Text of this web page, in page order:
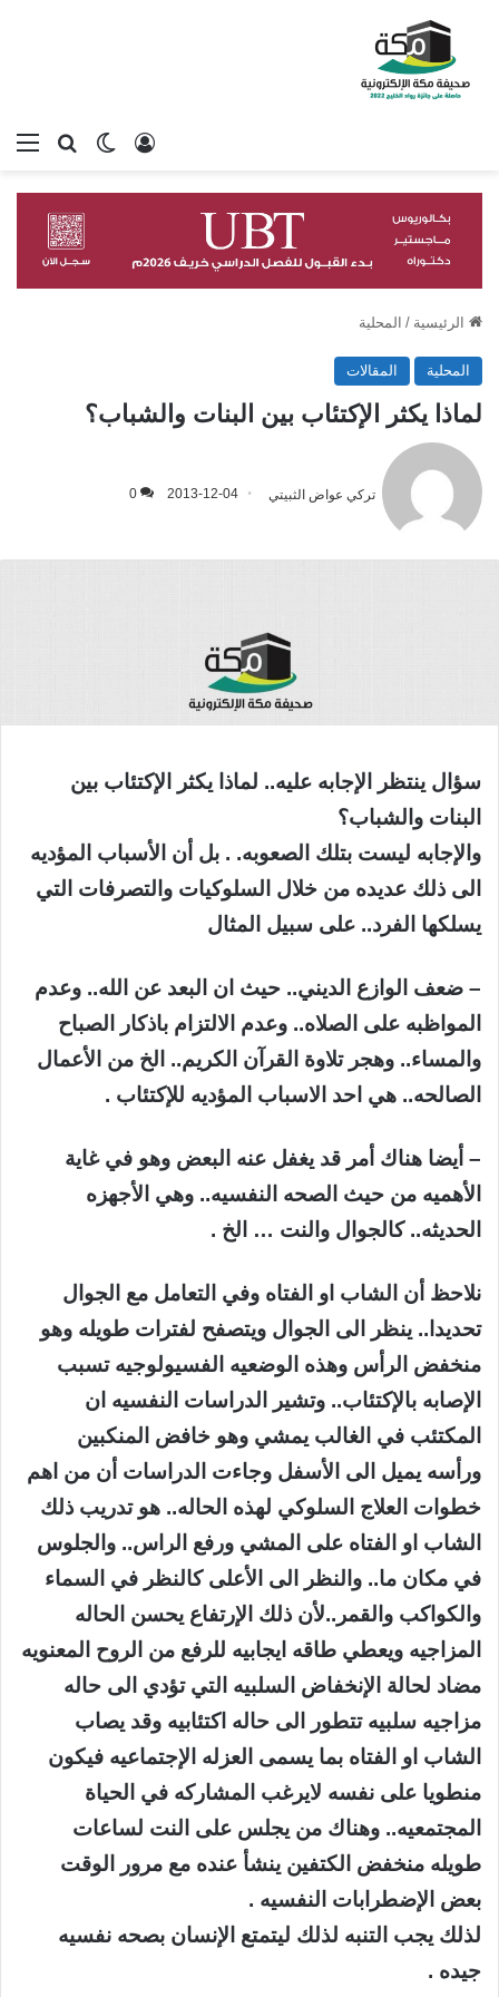
بحثالوضع
تسجيل الدخول
الرئيسية / المحلية
المحلية المقالات
لماذا يكثر الإكتئاب بين البنات والشباب؟
تركي عواض الثبيتي 2013-12-04
0
سؤال ينتظر الإجابه عليه.. لماذا يكثر الإكتئاب بين
البنات والشباب؟
والإجابه ليست بتلك الصعوبه. . بل أن الأسباب المؤديه
الى ذلك عديده من خلال السلوكيات والتصرفات التي
يسلكها الفرد.. على سبيل المثال
– ضعف الوازع الديني.. حيث ان البعد عن الله.. وعدم
المواظبه على الصلاه.. وعدم الالتزام باذكار الصباح
والمساء.. وهجر تلاوة القرآن الكريم.. الخ من الأعمال
الصالحه.. هي احد الاسباب المؤديه للإكتئاب .
– أيضا هناك أمر قد يغفل عنه البعض وهو في غاية
الأهميه من حيث الصحه النفسيه.. وهي الأجهزه
الحديثه.. كالجوال والنت … الخ .
نلاحظ أن الشاب او الفتاه وفي التعامل مع الجوال
تحديدا.. ينظر الى الجوال ويتصفح لفترات طويله وهو
منخفض الرأس وهذه الوضعيه الفسيولوجيه تسبب
الإصابه بالإكتئاب.. وتشير الدراسات النفسيه ان
المكتئب في الغالب يمشي وهو خافض المنكبين
ورأسه يميل الى الأسفل وجاءت الدراسات أن من اهم
خطوات العلاج السلوكي لهذه الحاله.. هو تدريب ذلك
الشاب او الفتاه على المشي ورفع الراس.. والجلوس
في مكان ما.. والنظر الى الأعلى كالنظر في السماء
والكواكب والقمر..لأن ذلك الإرتفاع يحسن الحاله
المزاجيه ويعطي طاقه ايجابيه للرفع من الروح المعنويه
مضاد لحالة الإنخفاض السلبيه التي تؤدي الى حاله
مزاجيه سلبيه تتطور الى حاله اكتئابيه وقد يصاب
الشاب او الفتاه بما يسمى العزله الإجتماعيه فيكون
منطويا على نفسه لايرغب المشاركه في الحياة
المجتمعيه.. وهناك من يجلس على النت لساعات
طويله منخفض الكتفين ينشأ عنده مع مرور الوقت
بعض الإضطرابات النفسيه .
لذلك يجب التنبه لذلك ليتمتع الإنسان بصحه نفسيه
جيده .